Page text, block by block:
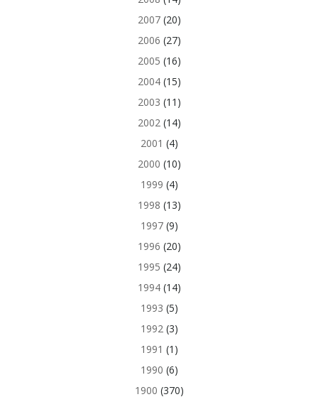
2007(20)
2006 (27)
2005 (16)
2004(15)
2003 (11)
2002(14)
2001 (4)
2000 (10)
1999 (4)
1998 (13)
1997(9)
1996 (20)
1995 (24)
1994(14)
1993 (5)
1992(3)
1991 (1)
1990 (6)
1900 (370)